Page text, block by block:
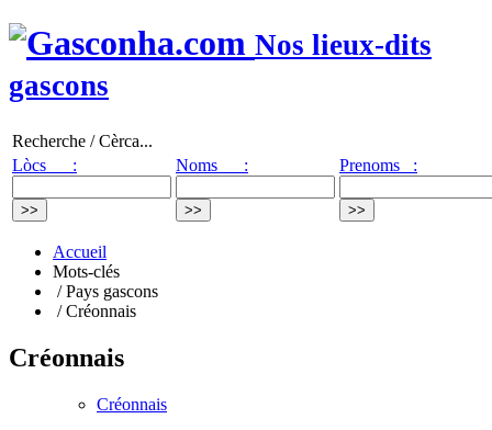
Nos lieux-dits
gascons
Recherche / Cèrca...
Lòcs :
Noms : Prenoms :
Accueil
Mots-clés
/ Pays gascons
/ Créonnais
Créonnais
Créonnais